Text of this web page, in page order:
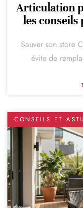
Articulation
les
Sauver son store
évite de
CONSEILS ET